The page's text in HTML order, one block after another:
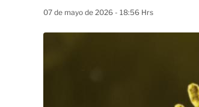
07 de mayo de 2026 - 18:56 Hrs